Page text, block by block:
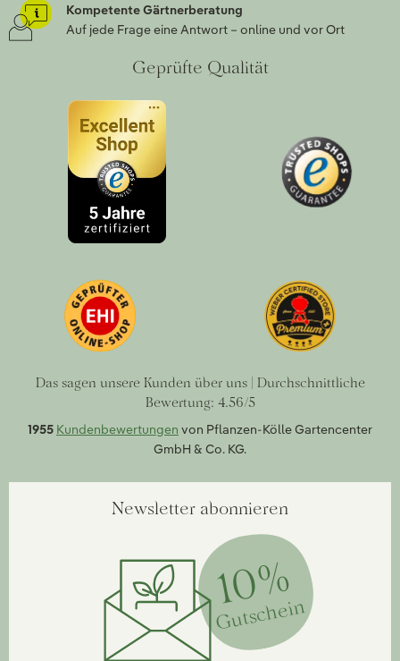
Kompetente Gärtnerberatung
Auf jede Frage eine Antwort – online und vor Ort
Geprüfte Qualität
Das sagen unsere Kunden über uns | Durchschnittliche
Bewertung: 4.56/5
1955 Kundenbewertungen von Pflanzen-Kölle Gartencenter
GmbH & Co. KG.
Newsletter abonnieren
10%
Gutschein